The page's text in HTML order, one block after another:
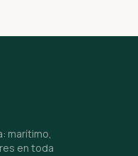
marítimo,
en toda